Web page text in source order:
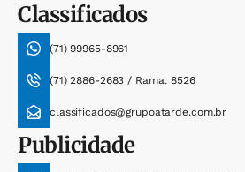
Classificados
(71) 99965-8961
(71) 2886-2683 / Ramal 8526
classificados@grupoatarde.com.br
Publicidade